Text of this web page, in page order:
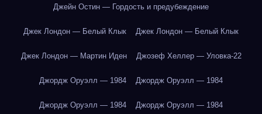
Джейн Остин — Гордость и предубеждение
Джек Лондон — Белый Клык Джек Лондон — Белый Клык
Джек Лондон — Мартин Иден Джозеф Хеллер — Уловка-22
Джордж Оруэлл — 1984 Джордж Оруэлл — 1984
Джордж Оруэлл — 1984 Джордж Оруэлл — 1984